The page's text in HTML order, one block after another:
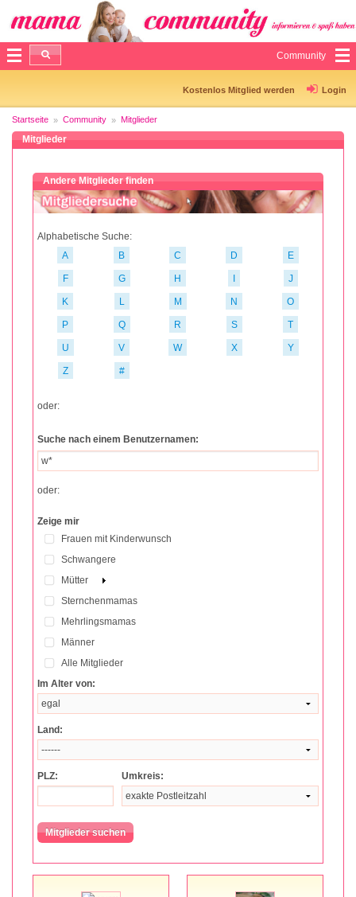
Community
Kostenlos Mitglied werden Login
Startseite Community Mitglieder
Mitglieder
Andere Mitglieder finden
Alphabetische Suche:
A
B C D E
F G H I J
K L M N O
P Q R S T
U V W X Y
Z #
oder:
Suche nach einem Benutzernamen:
oder:
Zeige mir
Frauen mit Kinderwunsch
Schwangere
Mütter
Sternchenmamas
Mehrlingsmamas
Männer
Alle Mitglieder
Im Alter von:
Land:
PLZ: Umkreis: